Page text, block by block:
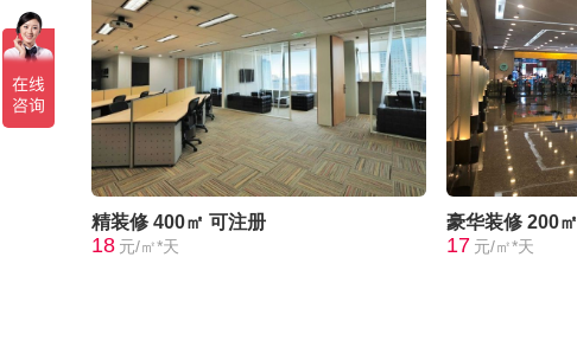
精装修 400㎡ 可注册
18 元/㎡*天
豪华装修 200㎡
17 元/㎡*天